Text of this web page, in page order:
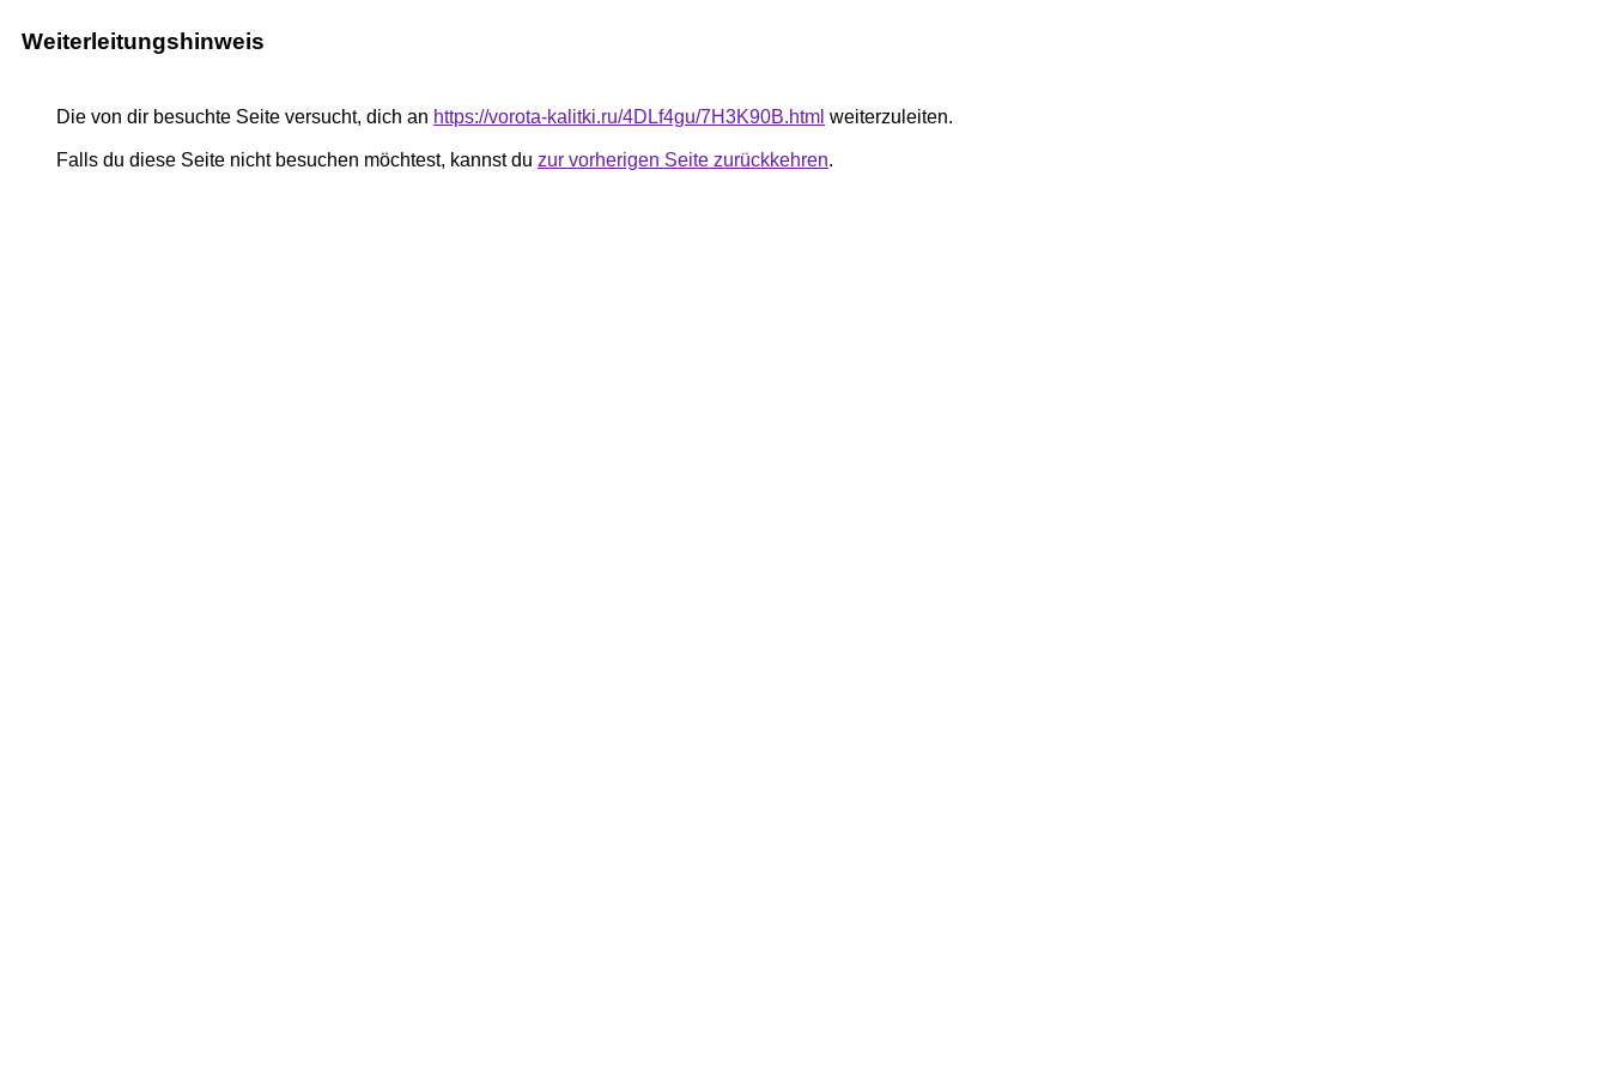
Weiterleitungshinweis
Die von dir besuchte Seite versucht, dich an https://vorota-kalitki.ru/4DLf4gu/7H3K90B.html weiterzuleiten.
Falls du diese Seite nicht besuchen möchtest, kannst du zur vorherigen Seite zurückkehren.